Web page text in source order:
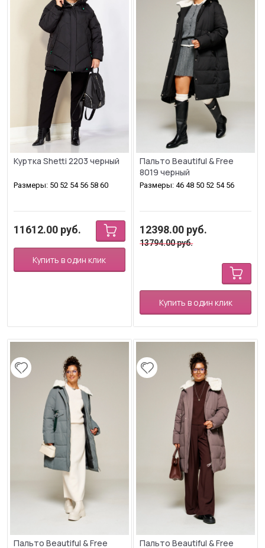
Куртка Shetti 2203 черный
Размеры: 50 52 54 56 58 60
11612.00 руб.
Купить в один клик
Пальто Beautiful & Free
8019 черный
Размеры: 46 48 50 52 54 56
12398.00 руб.
13794.00руб.
Купить в один клик
Пальто Beautiful & Free Пальто Beautiful & Free